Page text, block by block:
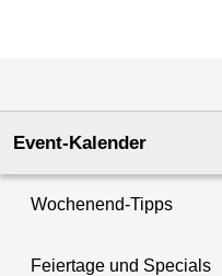
Event-Kalender
Wochenend-Tipps
Feiertage und Specials